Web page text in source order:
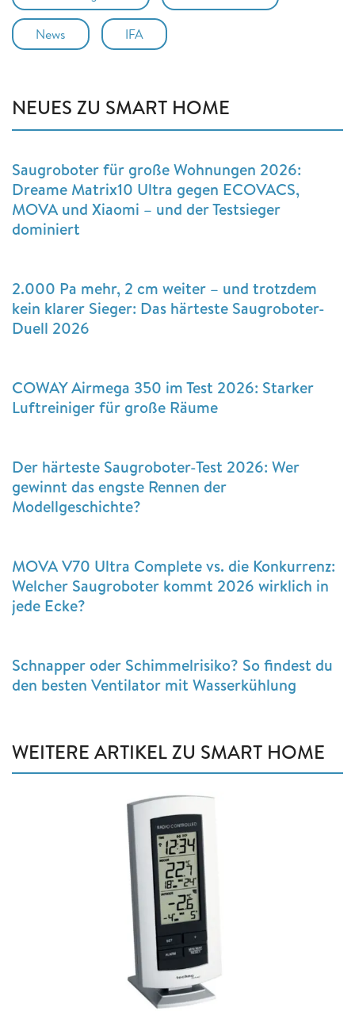
News IFA
NEUES ZU SMART HOME
Saugroboter für große Wohnungen 2026:
Dreame Matrix10 Ultra gegen ECOVACS,
MOVA und Xiaomi – und der Testsieger
dominiert
2.000 Pa mehr, 2 cm weiter – und trotzdem
kein klarer Sieger: Das härteste Saugroboter-
Duell 2026
COWAY Airmega 350 im Test 2026: Starker
Luftreiniger für große Räume
Der härteste Saugroboter-Test 2026: Wer
gewinnt das engste Rennen der
Modellgeschichte?
MOVA V70 Ultra Complete vs. die Konkurrenz:
Welcher Saugroboter kommt 2026 wirklich in
jede Ecke?
Schnapper oder Schimmelrisiko? So findest du
den besten Ventilator mit Wasserkühlung
WEITERE ARTIKEL ZU SMART HOME